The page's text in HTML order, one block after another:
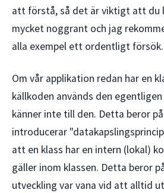
att förstå, så det är viktigt att du
mycket noggrant och jag
alla exempel ett ordentligt försök.
Om vår applikation redan har en
källkoden används den
känner inte till den. Detta beror
introducerar
att en klass har en intern (lokal)
gäller inom klassen. Detta beror
utveckling var vana vid att alltid